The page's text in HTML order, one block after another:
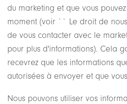
du marketing et que vous
moment (voir `` Le droit de
de vous contacter avec le
pour plus d'informations). Cela
recevrez que les informations
autorisées à envoyer et que
Nous pouvons utiliser vos